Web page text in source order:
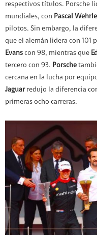
respectivos títulos. Porsche
mundiales, con Pascal
pilotos. Sin embargo, la
que el alemán lidera con 101
Evans con 98, mientras que
tercero con 93. Porsche
cercana en la lucha por
Jaguarredujo la diferencia
primeras ocho carreras.